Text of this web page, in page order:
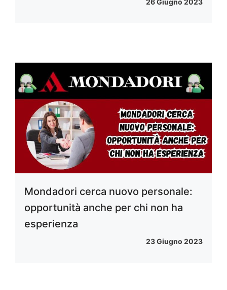
26 Giugno 2023
Mondadori cerca nuovo personale:
opportunità anche per chi non ha
esperienza
23 Giugno 2023